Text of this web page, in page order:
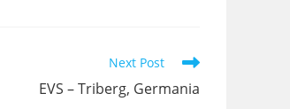
Next Post
EVS – Triberg, Germania